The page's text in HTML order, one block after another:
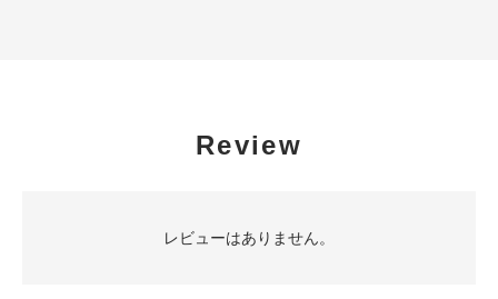
Review
レビューはありません。